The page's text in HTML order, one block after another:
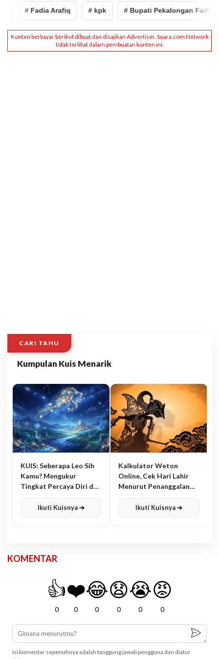
# Fadia Arafiq # kpk # Bupati Pekalongan Fadia
CARI TAHU
Kumpulan Kuis Menarik
KUIS: Seberapa Leo Sih
Kamu? Mengukur
Tingkat Percaya Diri dan
Ikuti Kuisnya ➔
Kalkulator Weton
Online, Cek Hari Lahir
Menurut Penanggalan
Ikuti Kuisnya ➔
KOMENTAR
👍
0
❤️
0
😂
0
😧
0
😭
0
😡
0
Isi komentar sepenuhnya adalah tanggung jawab pengguna dan diatur